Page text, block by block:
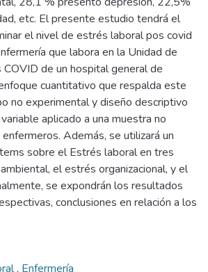
etc. El presente estudio tendrá el
el nivel de estrés laboral pos covid
que labora en la Unidad de
de un hospital general de
cuantitativo que respalda este
no experimental y diseño descriptivo
aplicado a una muestra no
Además, se utilizará un
sobre el Estrés laboral en tres
el estrés organizacional, y el
se expondrán los resultados
conclusiones en relación a los
, Enfermería